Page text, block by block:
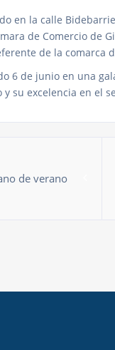
en la calle
de Comercio de
de la comarca
6 de junio en una
su excelencia en el
de verano